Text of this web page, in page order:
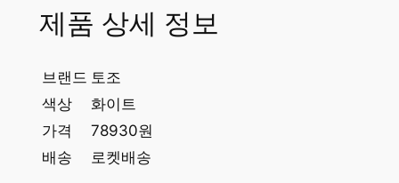
제품 상세 정보
브랜드 토조
색상
화이트
가격
78930원
배송
로켓배송